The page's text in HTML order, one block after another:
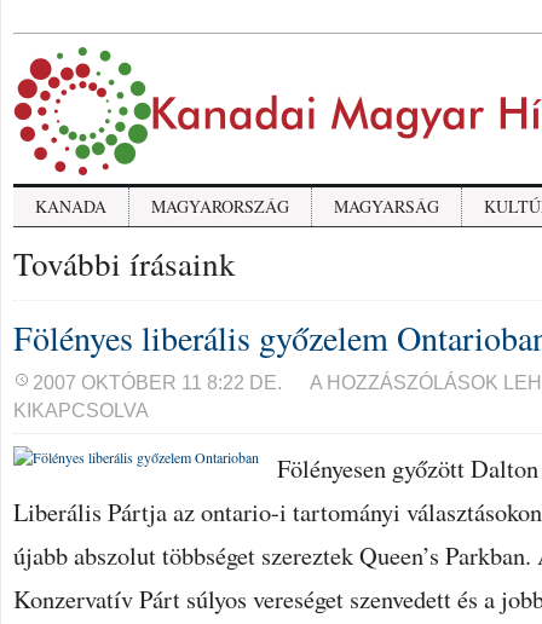
KANADA MAGYARORSZÁG MAGYARSÁG
További írásaink
Fölényes liberális győzelem
2007 OKTÓBER 11 8:22 DE.
FÖLÉNYES
ONTARIOBAN
A HOZZÁSZÓLÁSOK
KIKAPCSOLVA
Fölényesen győzött
Liberális Pártja az ontario-i tartományi
újabb abszolut többséget szereztek Queen’s
Konzervatív Párt súlyos vereséget szenvedett és a